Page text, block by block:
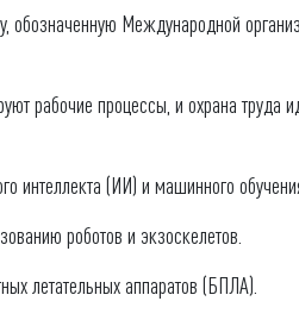
обозначенную Международной
рабочие процессы, и охрана
интеллекта (ИИ) и машинного
роботов и экзоскелетов.
летательных аппаратов (БПЛА).